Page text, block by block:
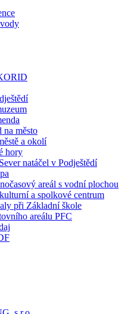
na město
a okolí
hory
natáčel v Podještědí
areál s vodní plochou
a spolkové centrum
při Základní škole
areálu PFC